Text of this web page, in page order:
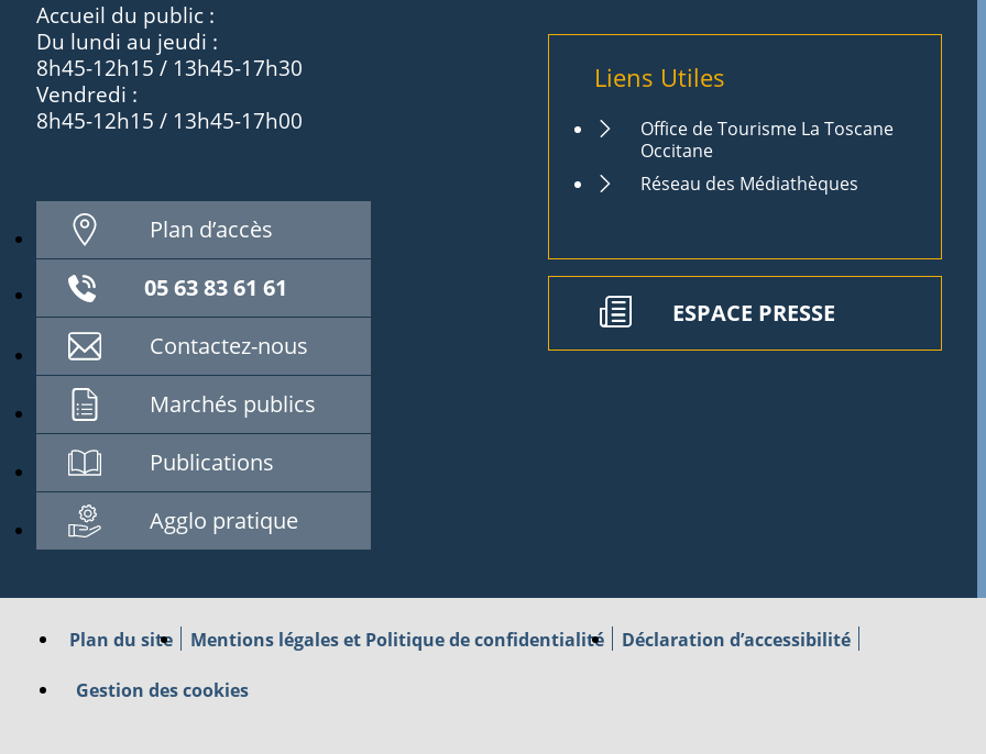
Accueil du public :
Du lundi au jeudi :
8h45-12h15 / 13h45-17h30
Vendredi :
8h45-12h15 / 13h45-17h00
Plan d’accès
05 63 83 61 61
Contactez-nous
Marchés publics
Publications
Agglo pratique
Liens Utiles
Office de Tourisme La Toscane
Occitane
Réseau des Médiathèques
ESPACE PRESSE
Plan du site Mentions légales et Politique de confidentialité Déclaration d’accessibilité
Gestion des cookies